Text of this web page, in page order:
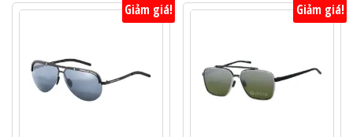
Giảm giá! Giảm giá!